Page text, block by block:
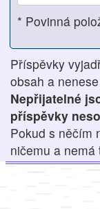
* Povinná
Příspěvky
obsah a
Nepřijatelné
příspěvky
Pokud s něčím
ničemu a nemá